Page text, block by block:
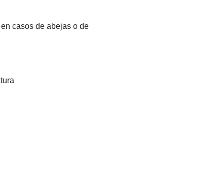
casos de abejas o de